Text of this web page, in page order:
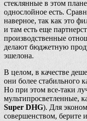
стеклянные в этом
однослойное есть.
наверное, так как это
и там есть еще
производственные
делают бюджетную
эшелона.
В целом, в качестве
они более стабильного
Но при этом все-таки
мультипросветленные,
Super DHG). Для
совершенством, берите